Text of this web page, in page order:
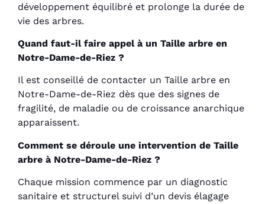
développement équilibré et prolonge la durée de
vie des arbres.
Quand faut-il faire appel à un Taille arbre en
Notre-Dame-de-Riez ?
Il est conseillé de contacter un Taille arbre en
Notre-Dame-de-Riez dès que des signes de
fragilité, de maladie ou de croissance anarchique
apparaissent.
Comment se déroule une intervention de Taille
arbre à Notre-Dame-de-Riez ?
Chaque mission commence par un diagnostic
sanitaire et structurel suivi d’un devis élagage